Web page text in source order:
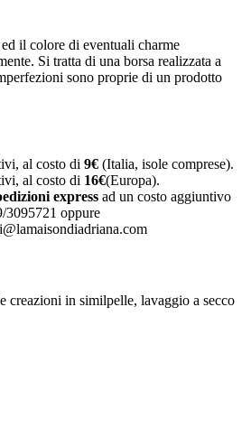
il colore di eventuali charme
Si tratta di una borsa realizzata a
sono proprie di un prodotto
al costo di 9€ (Italia, isole comprese).
al costo di 16€(Europa).
express ad un costo aggiuntivo
3095721 oppure
creazioni in similpelle, lavaggio a secco